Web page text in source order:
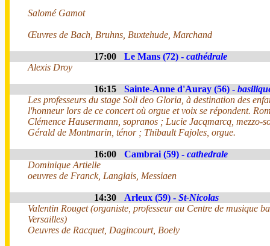
Salomé Gamot
Œuvres de Bach, Bruhns, Buxtehude, Marchand
17:00 Le Mans (72) - cathédrale
Alexis Droy
16:15 Sainte-Anne d'Auray (56) -
Les professeurs du stage Soli deo Gloria, à destination des
l'honneur lors de ce concert où orgue et voix se répondent.
Clémence Hausermann, sopranos ; Lucie Jacqmarcq, mezzo-
Gérald de Montmarin, ténor ; Thibault Fajoles, orgue.
16:00 Cambrai (59) - cathedrale
Dominique Artielle
oeuvres de Franck, Langlais, Messiaen
14:30 Arleux (59) - St-Nicolas
Valentin Rouget (organiste, professeur au Centre de musique
Versailles)
Oeuvres de Racquet, Dagincourt, Boely